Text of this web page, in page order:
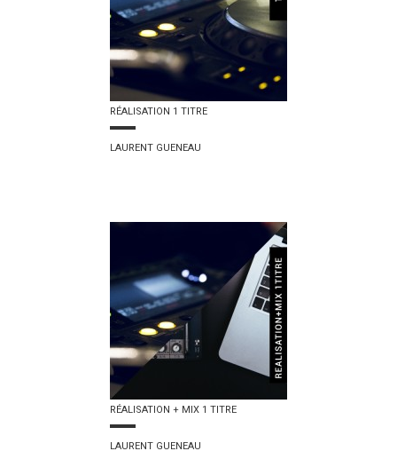
RÉALISATION 1 TITRE
LAURENT GUENEAU
RÉALISATION + MIX 1 TITRE
LAURENT GUENEAU